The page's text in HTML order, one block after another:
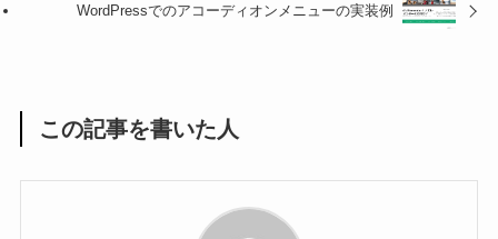
WordPressでのアコーディオンメニューの実装例
この記事を書いた人